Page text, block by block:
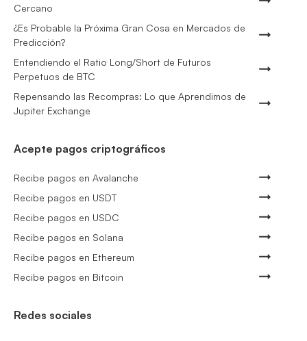
Cercano
¿Es Probable la Próxima Gran Cosa en Mercados de
Predicción?
Entendiendo el Ratio Long/Short de Futuros
Perpetuos de BTC
Repensando las Recompras: Lo que Aprendimos de
Jupiter Exchange
Acepte pagos criptográficos
Recibe pagos en Avalanche
Recibe pagos en USDT
Recibe pagos en USDC
Recibe pagos en Solana
Recibe pagos en Ethereum
Recibe pagos en Bitcoin
Redes sociales